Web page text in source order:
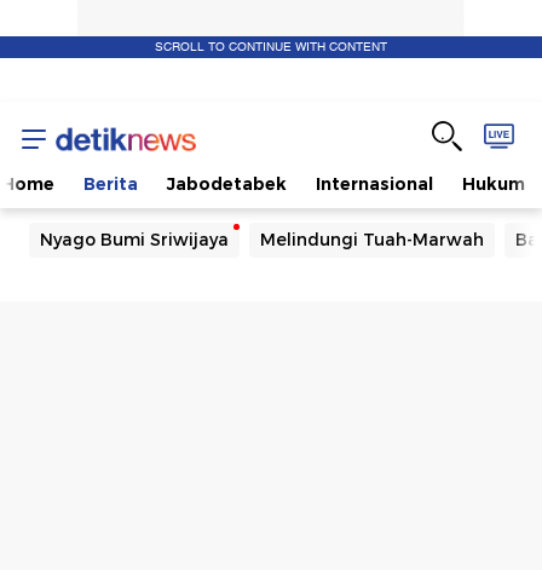
SCROLL TO CONTINUE WITH CONTENT
Home Berita Jabodetabek Internasional Hukum
Nyago Bumi Sriwijaya Melindungi Tuah-Marwah